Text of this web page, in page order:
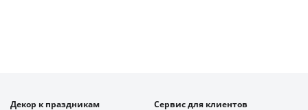
Декор к праздникам
Сервис для клиентов